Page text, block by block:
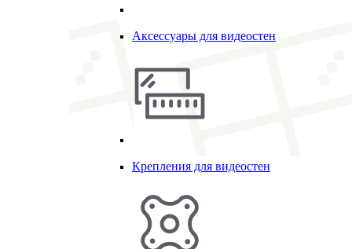
Аксессуары для видеостен
Крепления для видеостен